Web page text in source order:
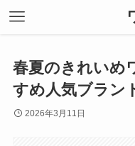
春夏のきれいめ
すめ人気ブラン
2026年3月11日